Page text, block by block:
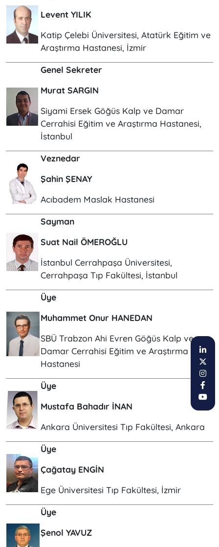
Levent YILIK
Katip Çelebi Üniversitesi, Atatürk Eğitim ve
Araştırma Hastanesi, İzmir
Genel Sekreter
Murat SARGIN
Siyami Ersek Göğüs Kalp ve Damar
Cerrahisi Eğitim ve Araştırma Hastanesi,
İstanbul
Veznedar
Şahin ŞENAY
Acıbadem Maslak Hastanesi
Sayman
Suat Nail ÖMEROĞLU
İstanbul Cerrahpaşa Üniversitesi,
Cerrahpaşa Tıp Fakültesi, İstanbul
Üye
Muhammet Onur HANEDAN​
SBÜ Trabzon Ahi Evren Göğüs Kalp ve
Damar Cerrahisi Eğitim ve Araştırma
Hastanesi
Üye
Mustafa Bahadır İNAN
Ankara Üniversitesi Tıp Fakültesi, Ankara
Üye
Çağatay ENGİN
Ege Üniversitesi Tıp Fakültesi, İzmir
Üye
Şenol YAVUZ